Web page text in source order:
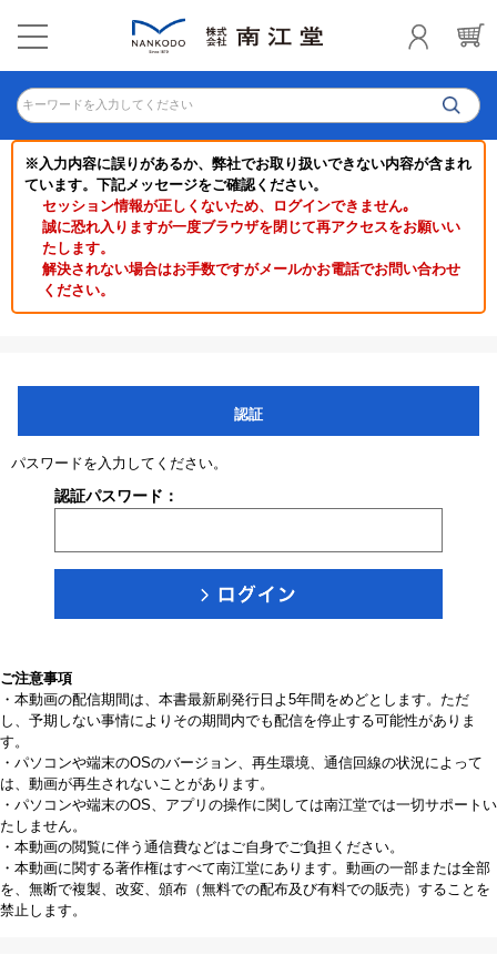
キーワードを入力してください
※入力内容に誤りがあるか、弊社でお取り扱いできない内容が含まれ
ています。下記メッセージをご確認ください。
セッション情報が正しくないため、ログインできません｡
誠に恐れ入りますが一度ブラウザを閉じて再アクセスをお願いい
たします。
解決されない場合はお手数ですがメールかお電話でお問い合わせ
ください。
認証
パスワードを入力してください。
認証パスワード：
ご注意事項
・本動画の配信期間は、本書最新刷発行日よ5年間をめどとします。ただ
し、予期しない事情によりその期間内でも配信を停止する可能性がありま
す。
・パソコンや端末のOSのバージョン、再生環境、通信回線の状況によって
は、動画が再生されないことがあります。
・パソコンや端末のOS、アプリの操作に関しては南江堂では一切サポートい
たしません。
・本動画の閲覧に伴う通信費などはご自身でご負担ください。
・本動画に関する著作権はすべて南江堂にあります。動画の一部または全部
を、無断で複製、改変、頒布（無料での配布及び有料での販売）することを
禁止します。